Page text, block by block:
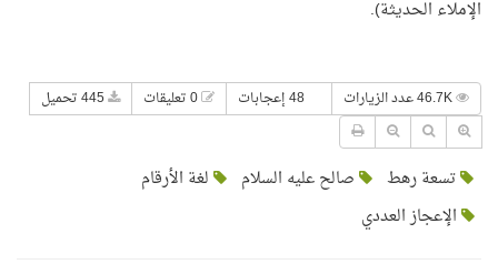
الإملاء الحديثة).
48 إعجابات
تسعة رهط صالح عليه السلام
لغة الأرقام
الإعجاز العددي